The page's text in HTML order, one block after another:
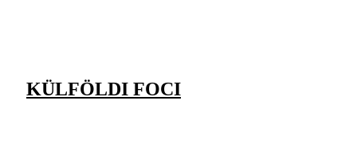
KÜLFÖLDI FOCI